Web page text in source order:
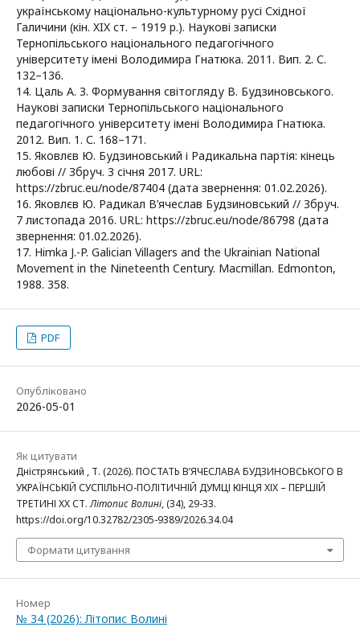
українському національно-культурному русі Східної
Галичини (кін. XIX ст. – 1919 р.). Наукові записки
Тернопільського національного педагогічного
університету імені Володимира Гнатюка. 2011. Вип. 2. С.
132–136.
14. Цаль А. З. Формування світогляду В. Будзиновського.
Наукові записки Тернопільського національного
педагогічного університету імені Володимира Гнатюка.
2012. Вип. 1. С. 168–171.
15. Яковлєв Ю. Будзиновський і Радикальна партія: кінець
любові // Збруч. 3 січня 2017. URL:
https://zbruc.eu/node/87404 (дата звернення: 01.02.2026).
16. Яковлєв Ю. Радикал В’ячеслав Будзиновський // Збруч.
7 листопада 2016. URL: https://zbruc.eu/node/86798 (дата
звернення: 01.02.2026).
17. Himka J.-P. Galician Villagers and the Ukrainian National
Movement in the Nineteenth Century. Macmillan. Edmonton,
1988. 358.
PDF
Опубліковано
2026-05-01
Як цитувати
Дністрянський , Т. (2026). ПОСТАТЬ В’ЯЧЕСЛАВА БУДЗИНОВСЬКОГО В
УКРАЇНСЬКІЙ СУСПІЛЬНО-ПОЛІТИЧНІЙ ДУМЦІ КІНЦЯ ХІХ – ПЕРШІЙ
ТРЕТИНІ ХХ СТ.Літопис Волині, (34), 29-33.
https://doi.org/10.32782/2305-9389/2026.34.04
Формати цитування
Номер
№ 34 (2026): Літопис Волині